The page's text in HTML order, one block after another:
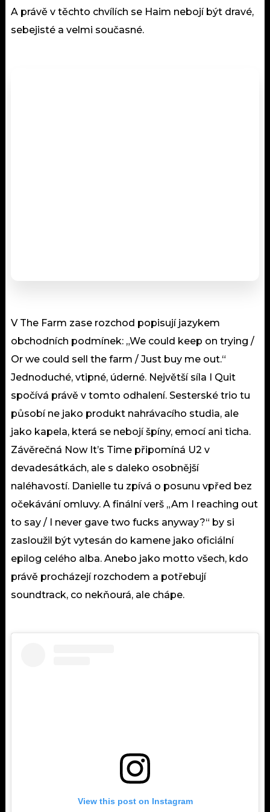
A právě v těchto chvílích se Haim nebojí být dravé,
sebejisté a velmi současné.
V The Farm zase rozchod popisují jazykem
obchodních podmínek: „We could keep on trying /
Or we could sell the farm / Just buy me out.“
Jednoduché, vtipné, úderné. Největší síla I Quit
spočívá právě v tomto odhalení. Sesterské trio tu
působí ne jako produkt nahrávacího studia, ale
jako kapela, která se nebojí špíny, emocí ani ticha.
Závěrečná Now It’s Time připomíná U2 v
devadesátkách, ale s daleko osobnější
naléhavostí. Danielle tu zpívá o posunu vpřed bez
očekávání omluvy. A finální verš „Am I reaching out
to say / I never gave two fucks anyway?“ by si
zasloužil být vytesán do kamene jako oficiální
epilog celého alba. Anebo jako motto všech, kdo
právě procházejí rozchodem a potřebují
soundtrack, co nekňourá, ale chápe.
View this post on Instagram